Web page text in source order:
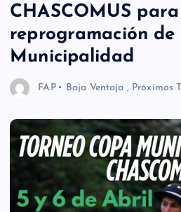
CHASCOMUS
reprogramación de
Municipalidad
FAP Baja Ventaja , Próximos